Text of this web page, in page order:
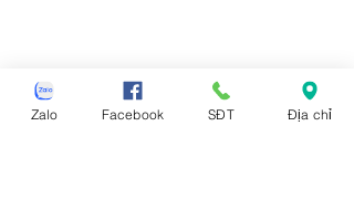
Zalo Facebook SĐT Địa chỉ